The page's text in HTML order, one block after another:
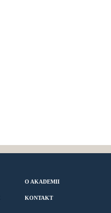
O AKADEMII
KONTAKT